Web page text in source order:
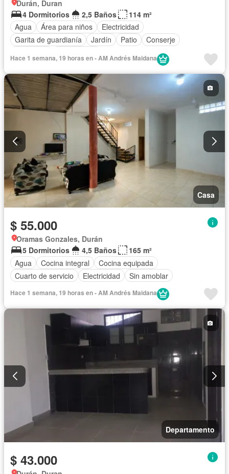
Durán, Duran
4 Dormitorios
2,5 Baños
114 m²
Agua
Área para niños
Electricidad
Garita de guardianía
Jardín Patio
Conserje
Hace 1 semana, 19 horas en - AM Andrés Maidana
Casa
$ 55.000
Oramas Gonzales, Durán
5 Dormitorios
4,5 Baños
165 m²
Agua
Cocina integral
Cocina equipada
Cuarto de servicio
Electricidad Sin amoblar
Hace 1 semana, 19 horas en - AM Andrés Maidana
Departamento
$ 43.000